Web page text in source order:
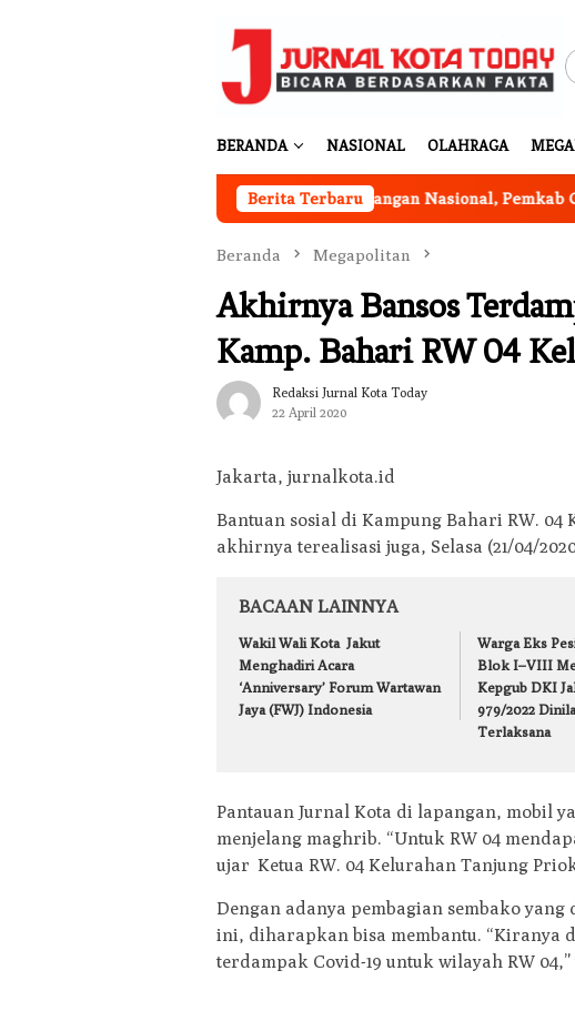
BERANDA NASIONAL OLAHRAGA
Berita Terbaru
Program Ketahanan Pangan Nasional, Pemkab Garut
Beranda Megapolitan
Akhirnya Bansos
Kamp. Bahari RW 04
Redaksi Jurnal Kota Today
22 April 2020
Jakarta, jurnalkota.id
Bantuan sosial di Kampung Bahari RW.
akhirnya terealisasi juga, Selasa (21/04/
BACAAN LAINNYA
Wakil Wali Kota Jakut
Menghadiri Acara
‘Anniversary’ Forum Wartawan
Jaya (FWJ) Indonesia
Warga Eks
Blok I–VIII
Kepgub DKI
979/2022
Terlaksana
Pantauan Jurnal Kota di lapangan, mobil
menjelang maghrib. “Untuk RW 04
ujar Ketua RW. 04 Kelurahan Tanjung
Dengan adanya pembagian sembako
ini, diharapkan bisa membantu. “Kiranya
terdampak Covid-19 untuk wilayah RW